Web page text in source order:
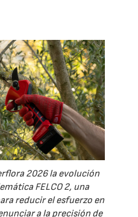
2026 la evolución
FELCO 2, una
reducir el esfuerzo en
a la precisión de